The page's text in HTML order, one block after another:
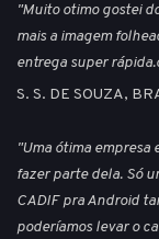
"Muito otimo gostei
mais a imagem
entrega super
S. S. DE SOUZA,
"Uma ótima empresa
fazer parte dela. Só
CADIF pra Android
poderíamos levar o